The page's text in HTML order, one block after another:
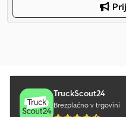
TruckScout24
Brezplačno v trgovini